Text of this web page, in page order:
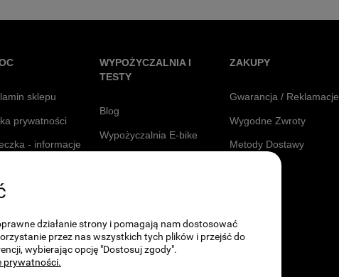
sklepu
prywatności
- informacje
WYPOŻYCZALNIA I
TESTY
Blog
Wypożyczalnia E-bike
ZAKUPY
Gwarancja / Reklamacje
Wygodne Zwroty
Metody Dostawy
działanie strony i pomagają nam dostosować
przez nas wszystkich tych plików i przejść do
wybierając opcję "Dostosuj zgody".
prywatności.